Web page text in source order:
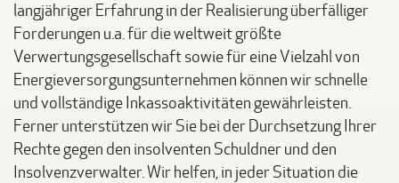
langjähriger Erfahrung in der Realisierung überfälliger
Forderungen u.a. für die weltweit größte
Verwertungsgesellschaft sowie für eine Vielzahl von
Energieversorgungsunternehmen können wir schnelle
und vollständige Inkassoaktivitäten gewährleisten.
Ferner unterstützen wir Sie bei der Durchsetzung Ihrer
Rechte gegen den insolventen Schuldner und den
Insolvenzverwalter. Wir helfen, in jeder Situation die